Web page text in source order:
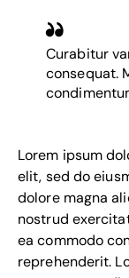
Curabitur
consequat.
Lorem ipsum
elit, sed do
dolore magna
nostrud
ea commodo
reprehenderit.